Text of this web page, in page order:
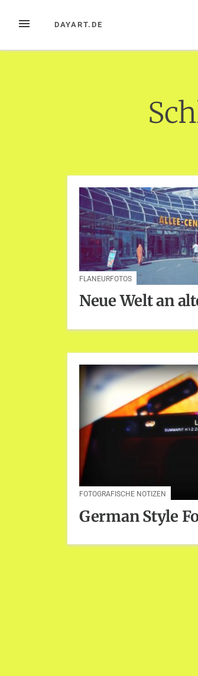
InhaltMENÜ DAYART.DE
FLANEURFOTOS
Neue Welt an
FOTOGRAFISCHE NOTIZEN
German Style